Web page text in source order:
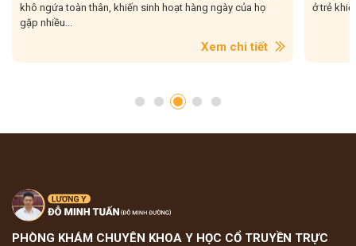
khô ngứa toàn thân, khiến sinh hoạt hàng ngày của họ
gặp nhiều...
Xem chi tiết
ở trẻ
PHÒNG KHÁM CHUYÊN KHOA Y HỌC CỔ TRUYỀN TRỰC